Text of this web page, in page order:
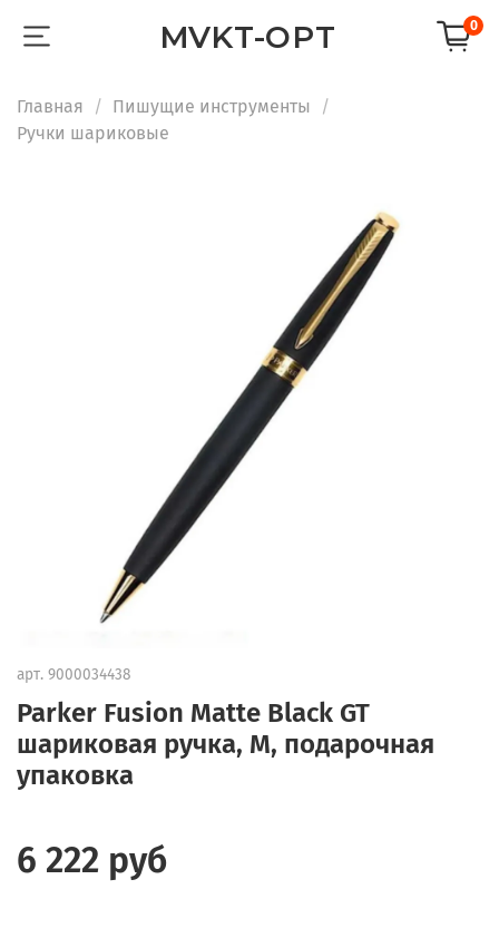
MVKT-OPT 0
Главная
Пишущие инструменты
Ручки шариковые
арт. 9000034438
Parker Fusion Matte Black GT
шариковая ручка, M, подарочная
упаковка
6 222 руб